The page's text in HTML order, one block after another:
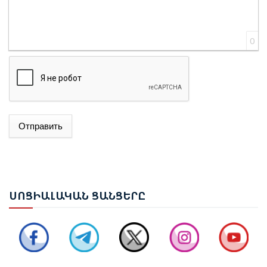
0
Отправить
ՍՈՑԻԱԼԱԿԱՆ ՑԱՆՑԵՐԸ
ԱԴՐԲԵՋԱՆԻ ԱԳ ՆԱԽԱՐԱՐ ՋԵՅՀՈՒՆ ԲԱՅՐԱՄՈՎԸ
ԵՐԵՎԱՆՈՒՄ ԿԱՅԱՑԵԼ Է ԱՆԻԻ ԿԱՄՐՋԻ
ՎԵՐԱԿԱՆԳՆՄԱՆ ՀԱՐՑԵՐՈՎ ՀԱՅԱՍՏԱՆ-ԹՈՒՐՔԻԱ